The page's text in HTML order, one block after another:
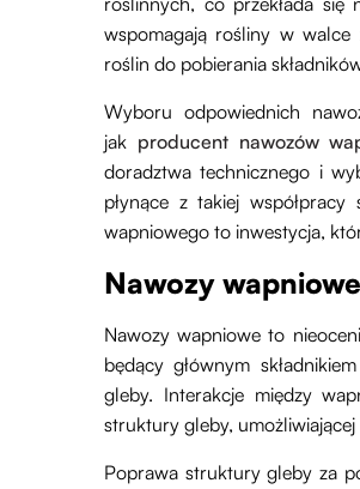
wspomagają rośliny w walce
roślin do pobierania
Wyboru odpowiednich
jak producent nawozów
doradztwa technicznego i
płynące z takiej
wapniowego to inwestycja,
Nawozy
Nawozy wapniowe to
będący głównym
gleby. Interakcje między
struktury gleby,
Poprawa struktury gleby za